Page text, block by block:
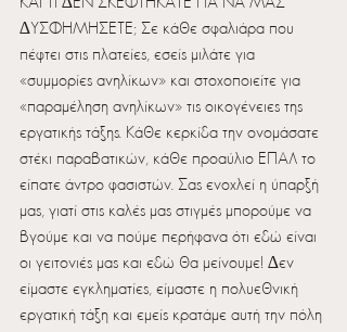
∆ΥΣΦΗΜΗΣΕΤΕ; Σε κάθε σφαλιάρα που
πέφτει στις πλατείες, εσείς µιλάτε για
«συµµορίες ανηλίκων» και στοχοποιείτε για
«παραµέληση ανηλίκων» τις οικογένειες της
εργατικής τάξης. Κάθε κερκίδα την ονοµάσατε
στέκι παραβατικών, κάθε προαύλιο ΕΠΑΛ το
είπατε άντρο φασιστών. Σας ενοχλεί η ύπαρξή
µας, γιατί στις καλές µας στιγµές µπορούµε να
βγούµε και να πούµε περήφανα ότι εδώ είναι
οι γειτονιές µας και εδώ θα µείνουµε! ∆εν
είµαστε εγκληµατίες, είµαστε η πολυεθνική
εργατική τάξη και εµείς κρατάµε αυτή την πόλη